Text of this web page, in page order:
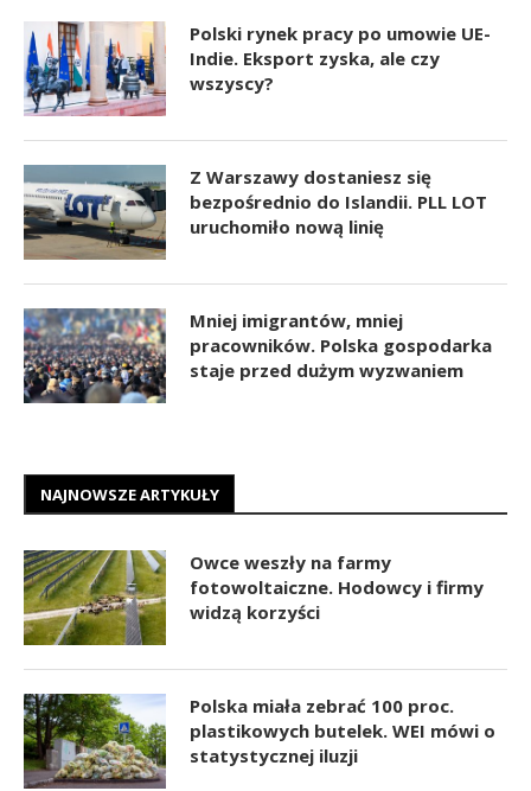
Polski rynek pracy po umowie UE-
Indie. Eksport zyska, ale czy
wszyscy?
Z Warszawy dostaniesz się
bezpośrednio do Islandii. PLL LOT
uruchomiło nową linię
Mniej imigrantów, mniej
pracowników. Polska gospodarka
staje przed dużym wyzwaniem
NAJNOWSZE ARTYKUŁY
Owce weszły na farmy
fotowoltaiczne. Hodowcy i firmy
widzą korzyści
Polska miała zebrać 100 proc.
plastikowych butelek. WEI mówi o
statystycznej iluzji